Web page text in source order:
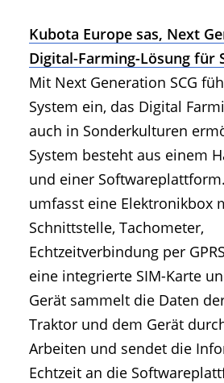
Kubota Europe sas, Next
Digital-Farming-Lösung für
Mit Next Generation SCG
System ein, das Digital
auch in Sonderkulturen
System besteht aus einem
und einer
umfasst eine Elektronikbox
Schnittstelle, Tachometer,
Echtzeitverbindung per
eine integrierte SIM-Karte
Gerät sammelt die Daten
Traktor und dem Gerät
Arbeiten und sendet die
Echtzeit an die